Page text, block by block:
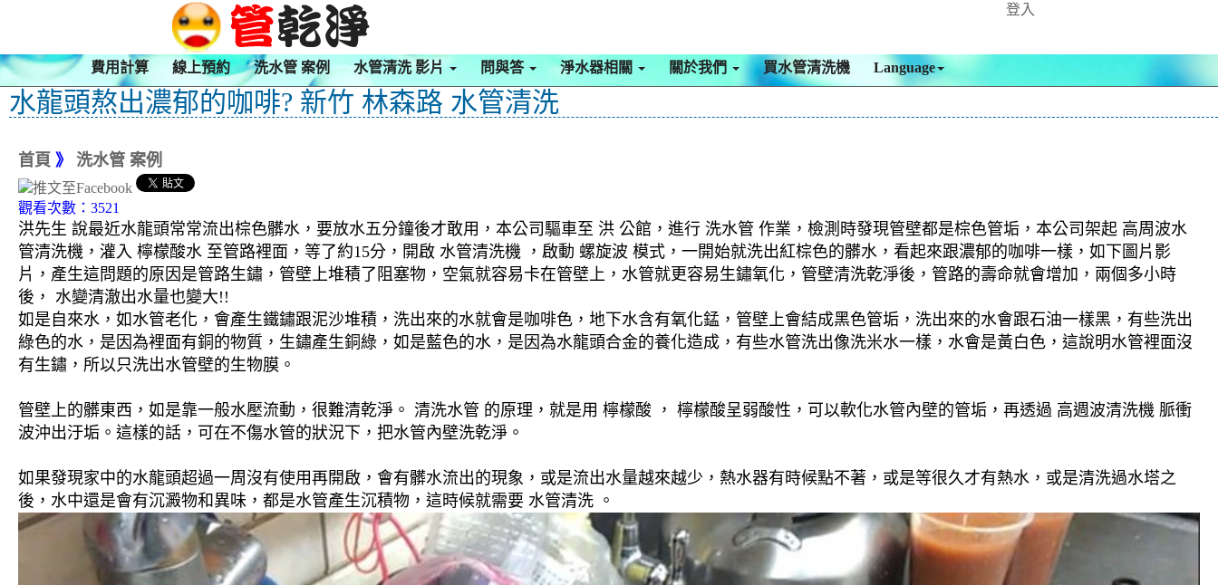
登入
費用計算 線上預約 洗水管 案例 水管清洗 影片 問與答 淨水器相關 關於我們 買水管清洗機 Language
水龍頭熬出濃郁的咖啡? 新竹 林森路 水管清洗
首頁 》 洗水管 案例
觀看次數：3521
洪先生 說最近水龍頭常常流出棕色髒水，要放水五分鐘後才敢用，本公司驅車至 洪 公館，進行 洗水管 作業，檢測時發現管壁都是棕色管垢，本公司架起 高周波水
管清洗機，灌入 檸檬酸水 至管路裡面，等了約15分，開啟 水管清洗機 ，啟動 螺旋波 模式，一開始就洗出紅棕色的髒水，看起來跟濃郁的咖啡一樣，如下圖片影
片，產生這問題的原因是管路生鏽，管壁上堆積了阻塞物，空氣就容易卡在管壁上，水管就更容易生鏽氧化，管壁清洗乾淨後，管路的壽命就會增加，兩個多小時
後， 水變清澈出水量也變大!!
如是自來水，如水管老化，會產生鐵鏽跟泥沙堆積，洗出來的水就會是咖啡色，地下水含有氧化錳，管壁上會結成黑色管垢，洗出來的水會跟石油一樣黑，有些洗出
綠色的水，是因為裡面有銅的物質，生鏽產生銅綠，如是藍色的水，是因為水龍頭合金的養化造成，有些水管洗出像洗米水一樣，水會是黃白色，這說明水管裡面沒
有生鏽，所以只洗出水管壁的生物膜。
管壁上的髒東西，如是靠一般水壓流動，很難清乾淨。 清洗水管 的原理，就是用 檸檬酸 ， 檸檬酸呈弱酸性，可以軟化水管內壁的管垢，再透過 高週波清洗機 脈衝
波沖出汙垢。這樣的話，可在不傷水管的狀況下，把水管內壁洗乾淨。
如果發現家中的水龍頭超過一周沒有使用再開啟，會有髒水流出的現象，或是流出水量越來越少，熱水器有時候點不著，或是等很久才有熱水，或是清洗過水塔之
後，水中還是會有沉澱物和異味，都是水管產生沉積物，這時候就需要 水管清洗 。